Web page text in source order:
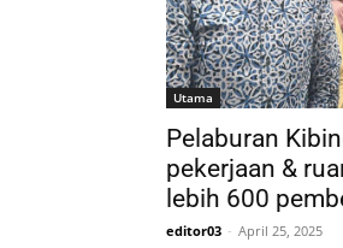
Utama
Pelaburan
pekerjaan &
lebih 600
editor03 - April 25, 2025